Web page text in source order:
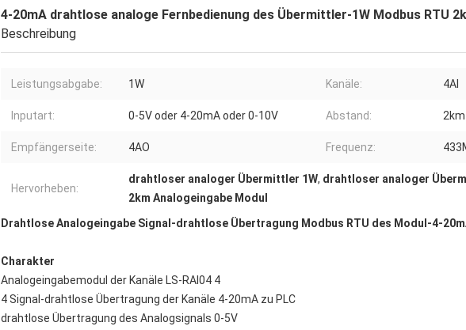
4-20mA drahtlose analoge Fernbedienung des Übermittler-1W Modbus RTU
Beschreibung
Leistungsabgabe: 1W Kanäle: 4AI
Inputart: 0-5V oder 4-20mA oder 0-10V Abstand: 2km
Empfängerseite: 4AO Frequenz:
Hervorheben:
drahtloser analoger Übermittler 1W, drahtloser analoger
2km Analogeingabe Modul
Drahtlose Analogeingabe Signal-drahtlose Übertragung Modbus RTU des Modul-4-
Charakter
Analogeingabemodul der Kanäle LS-RAI04 4
4 Signal-drahtlose Übertragung der Kanäle 4-20mA zu PLC
drahtlose Übertragung des Analogsignals 0-5V